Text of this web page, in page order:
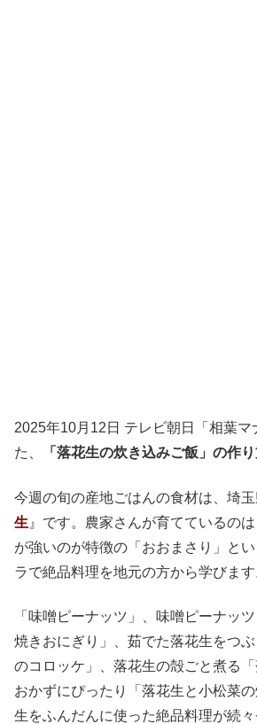
2025年10月12日 テレビ朝日「相葉マ
た、
「落花生の炊き込みご飯」の作
今週の旬の産地ごはんの食材は、埼
生 』です。農家さんが育てているの
が強いのが特徴の「おおまさり」と
ラで絶品料理を地元の方から学びます
「味噌ピーナッツ」、味噌ピーナッ
焼きおにぎり」、茹でた落花生をつ
のコロッケ」、落花生の殻ごと煮る「
おかずにぴったり「落花生と小松菜
生をふんだんに使った絶品料理が続